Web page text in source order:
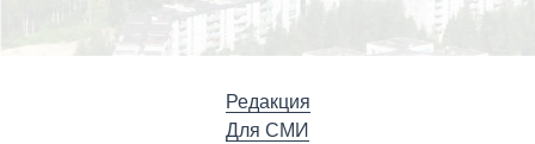
Редакция
Для СМИ